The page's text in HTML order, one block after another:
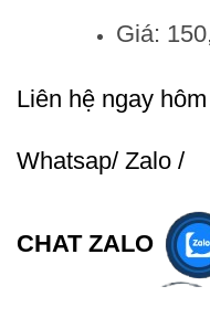
Giá:
Liên hệ ngay
Whatsap/ Zalo /
CHAT ZALO